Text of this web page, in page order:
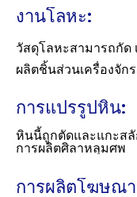
งานโลหะ:
วัสดุโลหะสามารถกัด
ผลิตชิ้นส่วนเครื่องจัก
การแปรรูปหิน:
หินนี้ถูกตัดและแกะสลั
การผลิตศิลาหลุมศพ
การผลิตโฆษณ